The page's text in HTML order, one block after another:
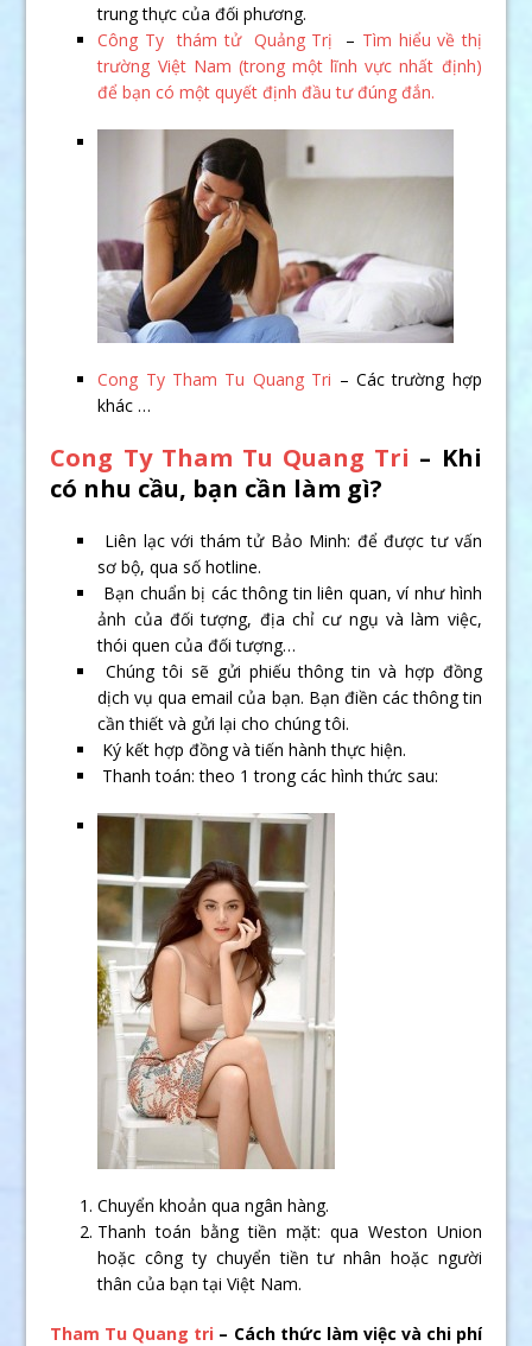
trung thực của đối phương.
Công Ty thám tử Quảng Trị
– Tìm hiểu về thị
trường Việt Nam (trong một lĩnh vực nhất định)
để bạn có một quyết định đầu tư đúng đắn.
Cong Ty Tham Tu Quang Tri – Các trường hợp
khác …
Cong Ty Tham Tu Quang Tri – Khi
có nhu cầu, bạn cần làm gì?
Liên lạc với thám tử Bảo Minh: để được tư vấn
sơ bộ, qua số hotline.
Bạn chuẩn bị các thông tin liên quan, ví như hình
ảnh của đối tượng, địa chỉ cư ngụ và làm việc,
thói quen của đối tượng…
Chúng tôi sẽ gửi phiếu thông tin và hợp đồng
dịch vụ qua email của bạn. Bạn điền các thông tin
cần thiết và gửi lại cho chúng tôi.
Ký kết hợp đồng và tiến hành thực hiện.
Thanh toán: theo 1 trong các hình thức sau:
Chuyển khoản qua ngân hàng.
Thanh toán bằng tiền mặt: qua Weston Union
hoặc công ty chuyển tiền tư nhân hoặc người
thân của bạn tại Việt Nam.
Tham Tu Quang tri – Cách thức làm việc và chi phí